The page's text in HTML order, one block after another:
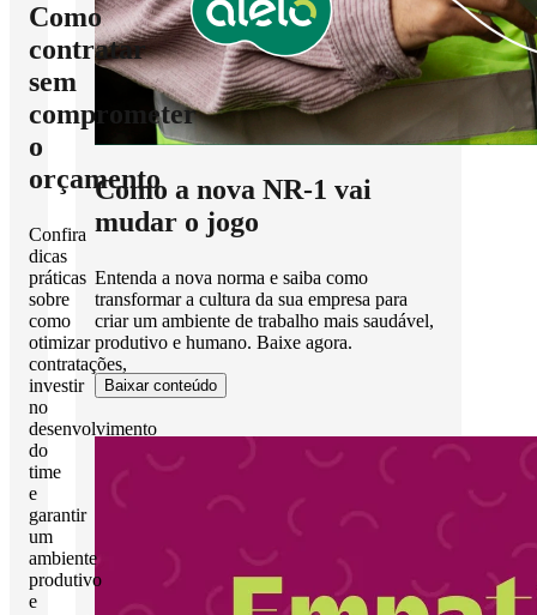
Como
contratar
sem
comprometer
o
orçamento
Confira
dicas
práticas
sobre
como
otimizar
contratações,
investir
no
desenvolvimento
do
time
e
garantir
um
ambiente
produtivo
e
Como a nova NR-1 vai
mudar o jogo
Entenda a nova norma e saiba como
transformar a cultura da sua empresa para
criar um ambiente de trabalho mais saudável,
produtivo e humano. Baixe agora.
Baixar conteúdo